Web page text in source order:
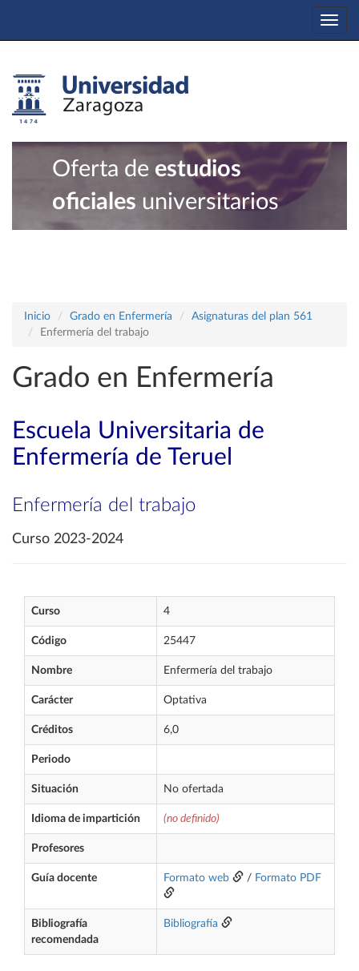
Oferta de estudios
oficiales universitarios
Inicio Grado en Enfermería
Asignaturas del plan 561
Enfermería del trabajo
Grado en Enfermería
Escuela Universitaria de
Enfermería de Teruel
Enfermería del trabajo
Curso 2023-2024
Curso 4
Código 25447
Nombre Enfermería del trabajo
Carácter Optativa
Créditos 6,0
Periodo
Situación No ofertada
Idioma de impartición (no definido)
Profesores
Guía docente Formato web / Formato PDF
Bibliografía
recomendada
Bibliografía